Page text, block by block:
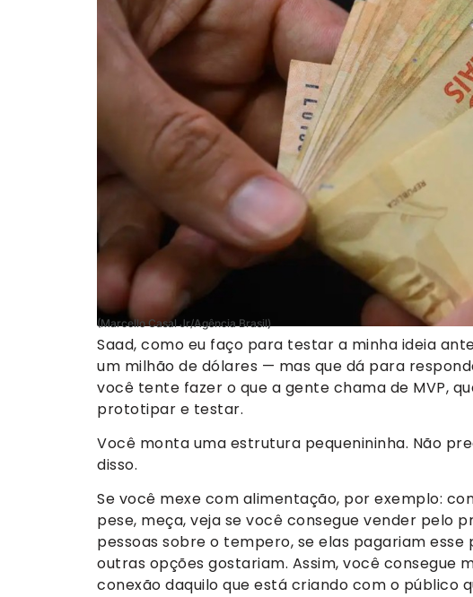
(Marcello Casal Jr/Agência Brasil)
Saad, como eu faço para testar a minha ideia
um milhão de dólares — mas que dá para
você tente fazer o que a gente chama de MVP,
prototipar e testar.
Você monta uma estrutura pequenininha. Não
disso.
Se você mexe com alimentação, por exemplo:
pese, meça, veja se você consegue vender pelo
pessoas sobre o tempero, se elas pagariam
outras opções gostariam. Assim, você consegue
conexão daquilo que está criando com o público